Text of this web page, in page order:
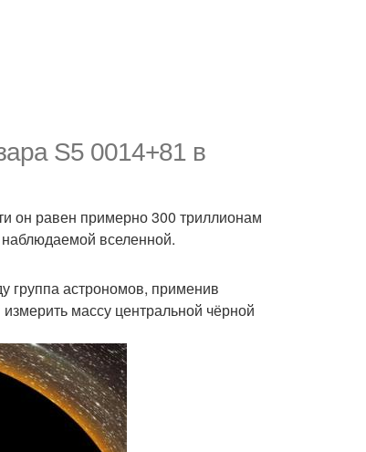
S5 0014+81 в
он равен примерно 300 триллионам
вселенной.
группа астрономов, применив
массу центральной чёрной